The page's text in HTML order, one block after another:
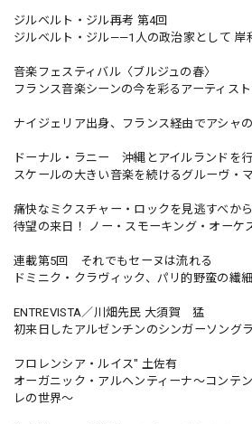
ジルベルト・ジル再考 第4回
ジルベルト・ジル——1人の政治家として
音楽フェスティバル〈ブルジュの春〉
フランス音楽シーンの今を彩るアーティス
ナイジェリア出身、フランス経由でアシャ
ドーナル・ラニー 沖縄とアイルランドを
スケールの大きい音楽を続けるグルーヴ・
痛快なミクスチャー・ロックを見逃すべか
待望の来日！ ノー・スモーキング・オーケ
連載第5回 それでもセーヌは流れる
ドミニク・クラヴィック、パリ的野蛮の繊
ENTREVISTA／川畑先民 大須賀 猛
初来日したアルゼンチンのシンガーソング
フロレンシア・ルイス" 土佐有
オーガニック・アルヘンティーナ〜コンテ
レの世界〜